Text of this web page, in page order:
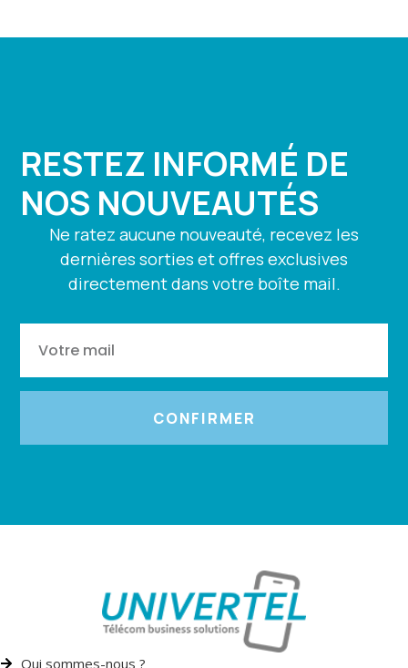
RESTEZ INFORMÉ DE
NOS NOUVEAUTÉS
Ne ratez aucune nouveauté, recevez les
dernières sorties et offres exclusives
directement dans votre boîte mail.
CONFIRMER
Qui sommes-nous ?